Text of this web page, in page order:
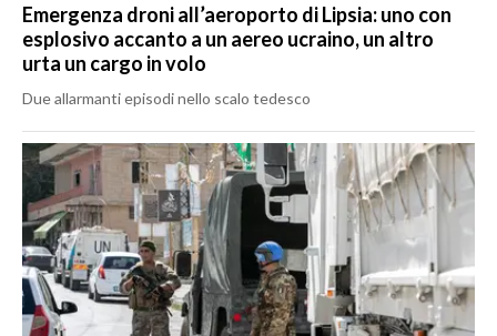
Emergenza droni all’aeroporto di Lipsia: uno con
esplosivo accanto a un aereo ucraino, un altro
urta un cargo in volo
Due allarmanti episodi nello scalo tedesco